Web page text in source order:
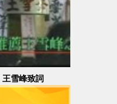
王雪峰致詞